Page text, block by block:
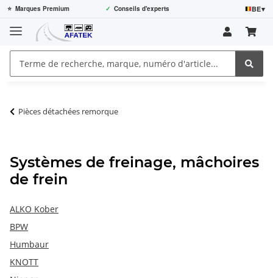
⭐ Marques Premium ✓ Conseils d'experts BE▾
Pièces détachées remorque
Systèmes de freinage, mâchoires
de frein
ALKO Kober
BPW
Humbaur
KNOTT